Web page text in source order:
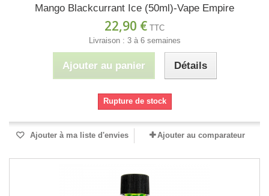
Mango Blackcurrant Ice (50ml)-Vape Empire
22,90 € TTC
Livraison : 3 à 6 semaines
Ajouter au panier Détails
Rupture de stock
Ajouter à ma liste d'envies Ajouter au comparateur